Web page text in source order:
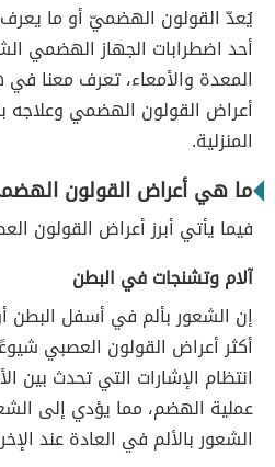
يُعدّ القولون الهضميّ أو ما يعرف
أحد اضطرابات الجهاز الهضمي
المعدة والأمعاء، تعرف معنا في
أعراض القولون الهضمي وعلاجه
المنزلية.
ما هي أعراض القولون
فيما يأتي أبرز أعراض القولون
آلام وتشنجات في البطن
إن الشعور بألم في أسفل البطن
أكثر أعراض القولون العصبي
انتظام الإشارات التي تحدث بين
عملية الهضم، مما يؤدي إلى
الشعور بالألم في العادة عند